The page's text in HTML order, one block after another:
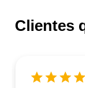
Clientes